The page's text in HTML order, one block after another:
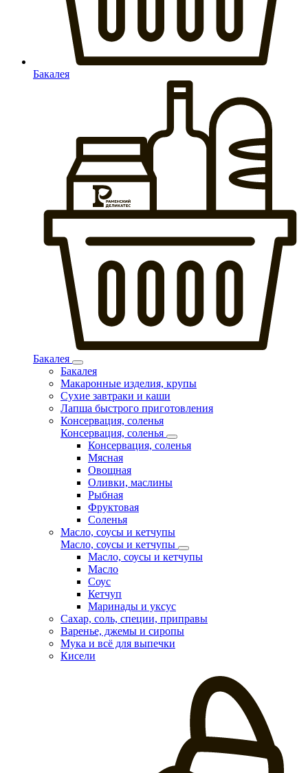
Бакалея
Бакалея
Бакалея
Макаронные изделия, крупы
Сухие завтраки и каши
Лапша быстрого приготовления
Консервация, соленья
Консервация, соленья
Консервация, соленья
Мясная
Овощная
Оливки, маслины
Рыбная
Фруктовая
Соленья
Масло, соусы и кетчупы
Масло, соусы и кетчупы
Масло, соусы и кетчупы
Масло
Соус
Кетчуп
Маринады и уксус
Сахар, соль, специи, приправы
Варенье, джемы и сиропы
Мука и всё для выпечки
Кисели